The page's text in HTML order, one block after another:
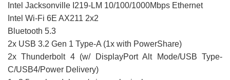
Intel Jacksonville I219-LM 10/100/1000Mbps Ethernet
Intel Wi-Fi 6E AX211 2x2
Bluetooth 5.3
2x USB 3.2 Gen 1 Type-A (1x with PowerShare)
2x Thunderbolt 4 (w/ DisplayPort Alt Mode/USB Type-
C/USB4/Power Delivery)